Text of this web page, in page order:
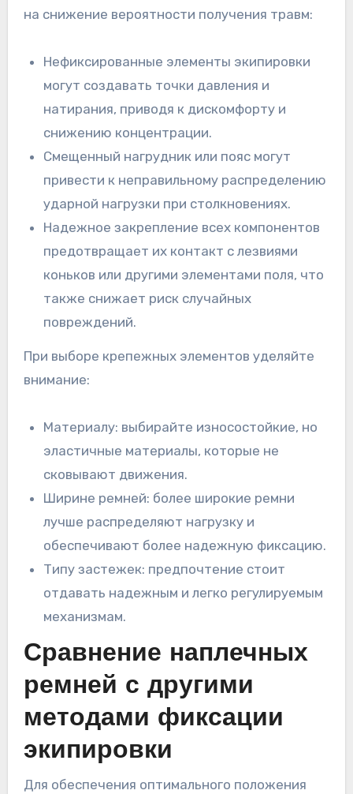
на снижение вероятности получения травм:
Нефиксированные элементы экипировки
могут создавать точки давления и
натирания, приводя к дискомфорту и
снижению концентрации.
Смещенный нагрудник или пояс могут
привести к неправильному распределению
ударной нагрузки при столкновениях.
Надежное закрепление всех компонентов
предотвращает их контакт с лезвиями
коньков или другими элементами поля, что
также снижает риск случайных
повреждений.
При выборе крепежных элементов уделяйте
внимание:
Материалу: выбирайте износостойкие, но
эластичные материалы, которые не
сковывают движения.
Ширине ремней: более широкие ремни
лучше распределяют нагрузку и
обеспечивают более надежную фиксацию.
Типу застежек: предпочтение стоит
отдавать надежным и легко регулируемым
механизмам.
Сравнение наплечных
ремней с другими
методами фиксации
экипировки
Для обеспечения оптимального положения